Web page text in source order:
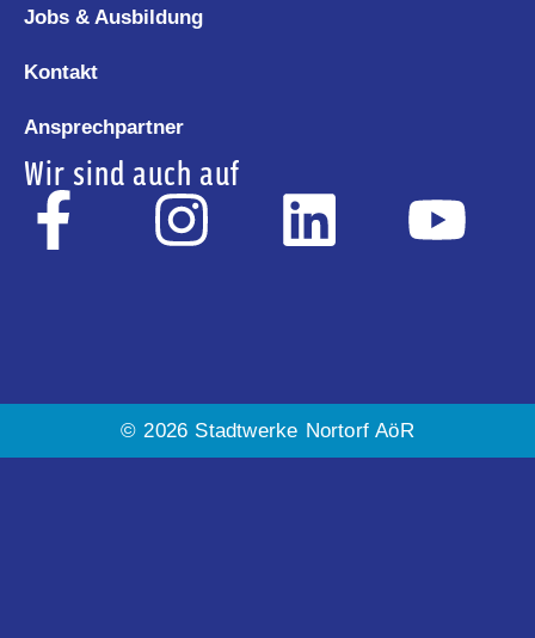
Jobs & Ausbildung
Kontakt
Ansprechpartner
Wir sind auch auf
© 2026 Stadtwerke Nortorf AöR